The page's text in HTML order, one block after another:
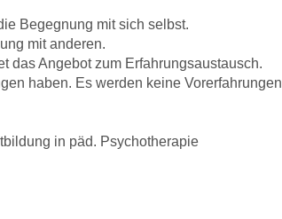
Begegnung mit sich selbst.
mit anderen.
das Angebot zum Erfahrungsaustausch.
haben. Es werden keine Vorerfahrungen
in päd. Psychotherapie